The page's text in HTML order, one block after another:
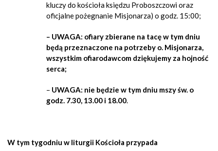
kluczy do kościoła księdzu Proboszczowi oraz
oficjalne pożegnanie Misjonarza) o godz. 15:00;
– UWAGA: ofiary zbierane na tacę w tym dniu
będą przeznaczone na potrzeby o. Misjonarza,
wszystkim ofiarodawcom dziękujemy za hojność
serca;
– UWAGA: nie będzie w tym dniu mszy św. o
godz. 7.30, 13.00 i 18.00.
W tym tygodniu w liturgii Kościoła przypada